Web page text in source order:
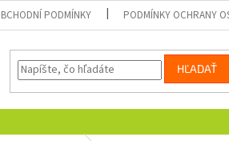
PODMÍNKY PODMÍNKY OCHRANY
HĽADAŤ